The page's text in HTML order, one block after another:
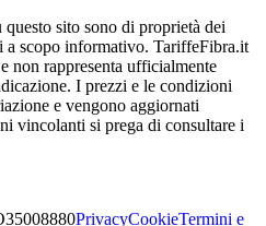
sito sono di proprietà dei
scopo informativo. TariffeFibra.it
non rappresenta ufficialmente
I prezzi e le condizioni
e vengono aggiornati
vincolanti si prega di consultare i
PrivacyCookieTermini e